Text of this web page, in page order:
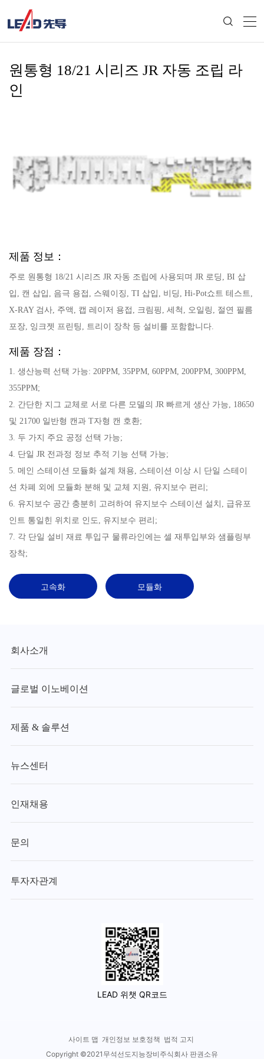
원통형 18/21 시리즈 JR 자동 조립 라
인
제품 정보：
주로 원통형 18/21 시리즈 JR 자동 조립에 사용되며 JR 로딩, BI 삽
입, 캔 삽입, 음극 용접, 스웨이징, TI 삽입, 비딩, Hi-Pot쇼트 테스트,
X-RAY 검사, 주액, 캡 레이저 용접, 크림핑, 세척, 오일링, 절연 필름
포장, 잉크젯 프린팅, 트리이 장착 등 설비를 포함합니다.
제품 장점：
1. 생산능력 선택 가능: 20PPM, 35PPM, 60PPM, 200PPM, 300PPM,
355PPM;
2. 간단한 지그 교체로 서로 다른 모델의 JR 빠르게 생산 가능, 18650
및 21700 일반형 캔과 T자형 캔 호환;
3. 두 가지 주요 공정 선택 가능;
4. 단일 JR 전과정 정보 추적 기능 선택 가능;
5. 메인 스테이션 모듈화 설계 채용, 스테이션 이상 시 단일 스테이
션 차폐 외에 모듈화 분해 및 교체 지원, 유지보수 편리;
6. 유지보수 공간 충분히 고려하여 유지보수 스테이션 설치, 급유포
인트 통일힌 위치로 인도, 유지보수 편리;
7. 각 단일 설비 재료 투입구 물류라인에는 셀 재투입부와 샘플링부
장착;
고속화 모듈화
회사소개
글로벌 이노베이션
제품 & 솔루션
뉴스센터
인재채용
문의
투자자관계
LEAD 위챗 QR코드
사이트 맵 개인정보 보호정책 법적 고지
Copyright ©2021무석선도지능장비주식회사 판권소유